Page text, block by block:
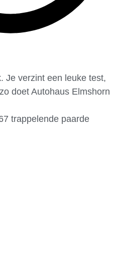
Je verzint een leuke test,
doet Autohaus Elmshorn
trappelende paarde